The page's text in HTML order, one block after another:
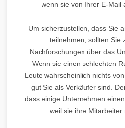
wenn sie von Ihrer E-Mail
Um sicherzustellen, dass Sie
teilnehmen, sollten Sie
Nachforschungen über das
Wenn sie einen schlechten
Leute wahrscheinlich nichts
gut Sie als Verkäufer sind.
dass einige Unternehmen
weil sie ihre Mitarbeiter